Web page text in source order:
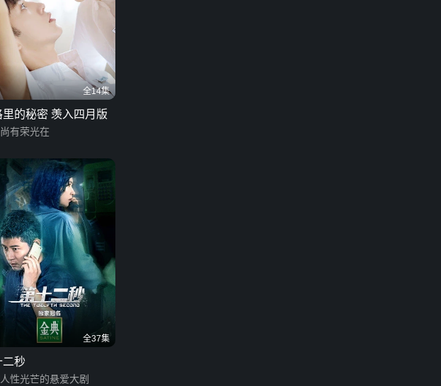
全14集
里的秘密 羡入四月版
有荣光在
全37集
二秒
性光芒的悬爱大剧